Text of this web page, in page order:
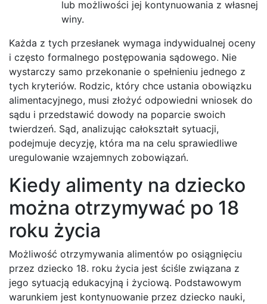
lub możliwości jej kontynuowania z własnej
winy.
Każda z tych przesłanek wymaga indywidualnej oceny
i często formalnego postępowania sądowego. Nie
wystarczy samo przekonanie o spełnieniu jednego z
tych kryteriów. Rodzic, który chce ustania obowiązku
alimentacyjnego, musi złożyć odpowiedni wniosek do
sądu i przedstawić dowody na poparcie swoich
twierdzeń. Sąd, analizując całokształt sytuacji,
podejmuje decyzję, która ma na celu sprawiedliwe
uregulowanie wzajemnych zobowiązań.
Kiedy alimenty na dziecko
można otrzymywać po 18
roku życia
Możliwość otrzymywania alimentów po osiągnięciu
przez dziecko 18. roku życia jest ściśle związana z
jego sytuacją edukacyjną i życiową. Podstawowym
warunkiem jest kontynuowanie przez dziecko nauki,